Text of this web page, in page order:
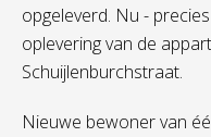
opgeleverd. Nu -
oplevering van de
Schuijlenburchstraat.
Nieuwe bewoner van